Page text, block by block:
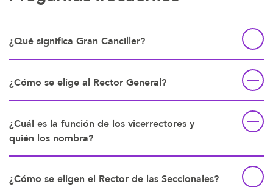
¿Qué significa Gran Canciller?
¿Cómo se elige al Rector General?
¿Cuál es la función de los vicerrectores y
quién los nombra?
¿Cómo se eligen el Rector de las Seccionales?